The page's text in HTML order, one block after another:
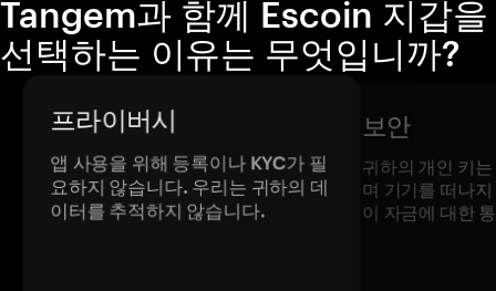
Tangem과 함께 Escoin 지갑을
선택하는 이유는 무엇입니까?
프라이버시
앱 사용을 위해 등록이나 KYC가 필
요하지 않습니다. 우리는 귀하의 데
이터를 추적하지 않습니다.
보안
귀하의 개인 키
며 기기를 떠나
이 자금에 대한